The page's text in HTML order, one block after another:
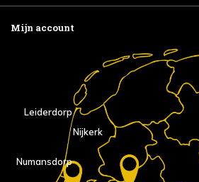
Mijn account
Nijkerk
Numansdorp
Leiderdorp